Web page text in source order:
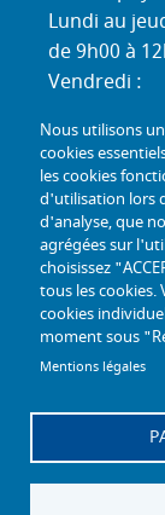
Lundi au
de 9h00 à
Vendredi :
Standard
Lundi au
de 9h00 à
Vendredi :
de 9h00 à
TÉL :+33 (0)
COURRIEL :
Nous utilisons
cookies
les cookies
d'utilisation lors
d'analyse, que
agrégées sur
choisissez
tous les cookies.
cookies
moment sous
Mentions légales